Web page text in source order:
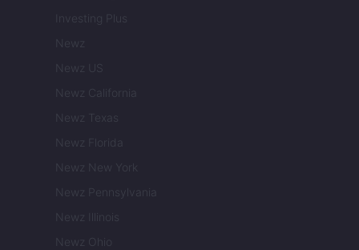
Investing Plus
Newz
Newz US
Newz California
Newz Texas
Newz Florida
Newz New York
Newz Pennsylvania
Newz Illinois
Newz Ohio